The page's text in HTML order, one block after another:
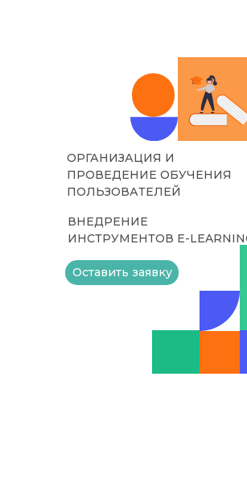
ВНЕДРЕНИЕ
ИНСТРУМЕНТОВ E-
ОРГАНИЗАЦИЯ И
ПРОВЕДЕНИЕ ОБУЧЕНИЯ
ПОЛЬЗОВАТЕЛЕЙ
Оставить заявку